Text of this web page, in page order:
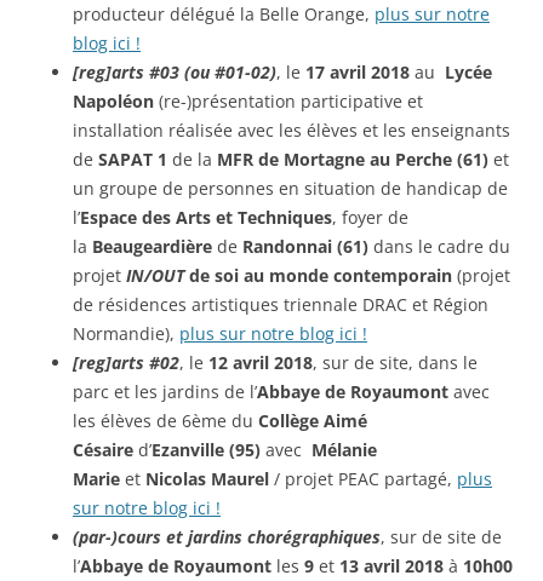
producteur délégué la Belle Orange, plus sur notre
blog ici !
[reg]arts #03 (ou #01-02), le 17 avril 2018 au Lycée
Napoléon (re-)présentation participative et
installation réalisée avec les élèves et les enseignants
de SAPAT 1 de la MFR de Mortagne au Perche (61) et
un groupe de personnes en situation de handicap de
l’Espace des Arts et Techniques, foyer de
la Beaugeardière de Randonnai (61) dans le cadre du
projet IN/OUTde soi au monde contemporain (projet
de résidences artistiques triennale DRAC et Région
Normandie), plus sur notre blog ici !
[reg]arts #02, le 12 avril 2018, sur de site, dans le
parc et les jardins de l’Abbaye de Royaumont avec
les élèves de 6ème du Collège Aimé
Césaire d’Ezanville (95) avec Mélanie
Marie et Nicolas Maurel / projet PEAC partagé, plus
sur notre blog ici !
(par-)cours et jardins chorégraphiques, sur de site de
l’Abbaye de Royaumont les 9 et 13 avril 2018 à 10h00